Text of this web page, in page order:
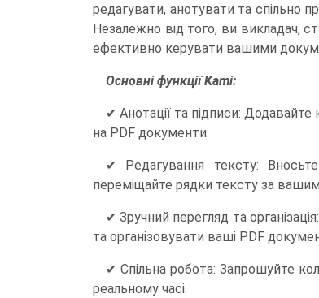
редагувати, анотувати та спільно
Незалежно від того, ви викладач,
ефективно керувати вашими
Основні функції Kami:
✔ Анотації та підписи: Додавайте
на PDF документи.
✔ Редагування тексту:
переміщайте рядки тексту за
✔ Зручний перегляд та
та організовувати ваші PDF
✔ Спільна робота: Запрошуйте
реальному часі.